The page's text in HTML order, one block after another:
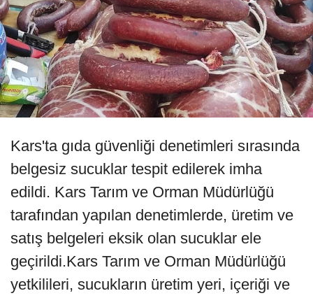
Kars'ta gıda güvenliği denetimleri sırasında
belgesiz sucuklar tespit edilerek imha
edildi. Kars Tarım ve Orman Müdürlüğü
tarafından yapılan denetimlerde, üretim ve
satış belgeleri eksik olan sucuklar ele
geçirildi.Kars Tarım ve Orman Müdürlüğü
yetkilileri, sucukların üretim yeri, içeriği ve